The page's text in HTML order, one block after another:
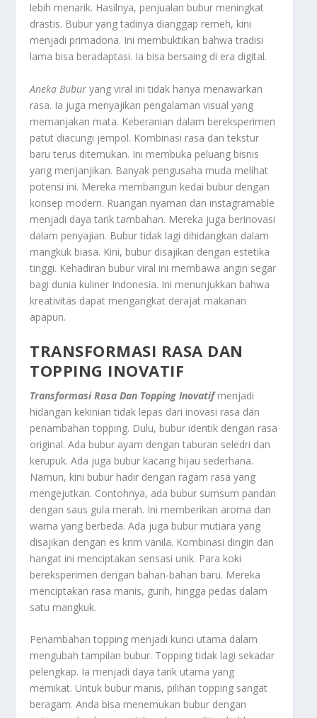
lebih menarik. Hasilnya, penjualan bubur meningkat
drastis. Bubur yang tadinya dianggap remeh, kini
menjadi primadona. Ini membuktikan bahwa tradisi
lama bisa beradaptasi. Ia bisa bersaing di era digital.
Aneka Bubur yang viral ini tidak hanya menawarkan
rasa. Ia juga menyajikan pengalaman visual yang
memanjakan mata. Keberanian dalam bereksperimen
patut diacungi jempol. Kombinasi rasa dan tekstur
baru terus ditemukan. Ini membuka peluang bisnis
yang menjanjikan. Banyak pengusaha muda melihat
potensi ini. Mereka membangun kedai bubur dengan
konsep modern. Ruangan nyaman dan instagramable
menjadi daya tarik tambahan. Mereka juga berinovasi
dalam penyajian. Bubur tidak lagi dihidangkan dalam
mangkuk biasa. Kini, bubur disajikan dengan estetika
tinggi. Kehadiran bubur viral ini membawa angin segar
bagi dunia kuliner Indonesia. Ini menunjukkan bahwa
kreativitas dapat mengangkat derajat makanan
apapun.
TRANSFORMASI RASA DAN
TOPPING INOVATIF
Transformasi Rasa Dan Topping Inovatifmenjadi
hidangan kekinian tidak lepas dari inovasi rasa dan
penambahantopping. Dulu, bubur identik dengan rasa
original. Ada bubur ayam dengan taburan seledri dan
kerupuk. Ada juga bubur kacang hijau sederhana.
Namun, kini bubur hadir dengan ragam rasa yang
mengejutkan. Contohnya, ada bubur sumsum pandan
dengan saus gula merah. Ini memberikan aroma dan
warna yang berbeda. Ada juga bubur mutiara yang
disajikan dengan es krim vanila. Kombinasi dingin dan
hangat ini menciptakan sensasi unik. Para koki
bereksperimen dengan bahan-bahan baru. Mereka
menciptakan rasa manis, gurih, hingga pedas dalam
satu mangkuk.
Penambahantopping menjadi kunci utama dalam
mengubah tampilan bubur. Topping tidak lagi sekadar
pelengkap. Ia menjadi daya tarik utama yang
memikat. Untuk bubur manis, pilihantopping sangat
beragam. Anda bisa menemukan bubur dengan